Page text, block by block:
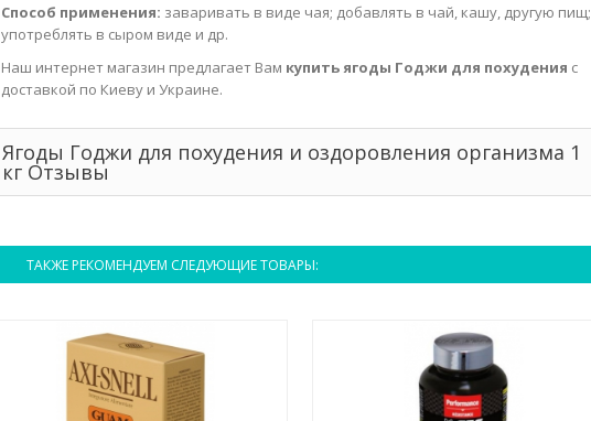
Способ применения: заваривать в виде чая; добавлять в чай, кашу, другую пищ;
употреблять в сыром виде и др.
Наш интернет магазин предлагает Вам купить ягоды Годжи для похудения с
доставкой по Киеву и Украине.
Ягоды Годжи для похудения и оздоровления организма 1
кг Отзывы
ТАКЖЕ РЕКОМЕНДУЕМ СЛЕДУЮЩИЕ ТОВАРЫ: